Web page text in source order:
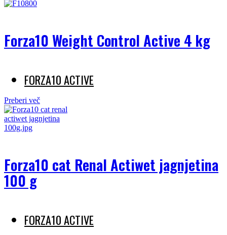
Forza10 Weight Control Active 4 kg
FORZA10 ACTIVE
Preberi več
Forza10 cat Renal Actiwet jagnjetina
100 g
FORZA10 ACTIVE